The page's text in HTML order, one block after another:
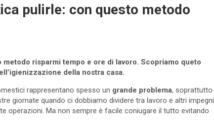
pulirle: con questo metodo
risparmi tempo e ore di lavoro. Scopriamo queto
della nostra casa.
rappresentano spesso un grande problema, soprattutto
giornate quando ci dobbiamo dividere tra lavoro e altri impegni
operazioni. Ma non sempre è facile coniugare il tutto evitando